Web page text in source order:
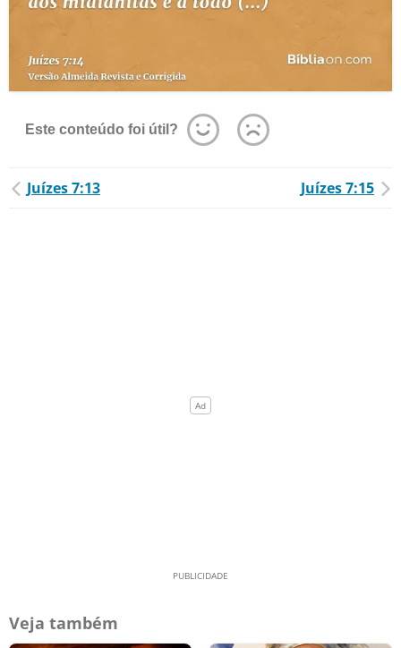
Este conteúdo foi útil?
Juízes 7:13 Juízes 7:15
Veja também